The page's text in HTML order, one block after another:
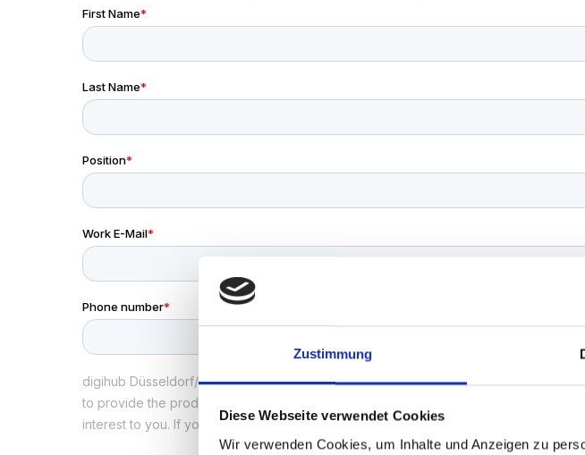
Zustimmung
Diese Webseite verwendet Cookies
Wir verwenden Cookies, um Inhalte und Anzeigen zu